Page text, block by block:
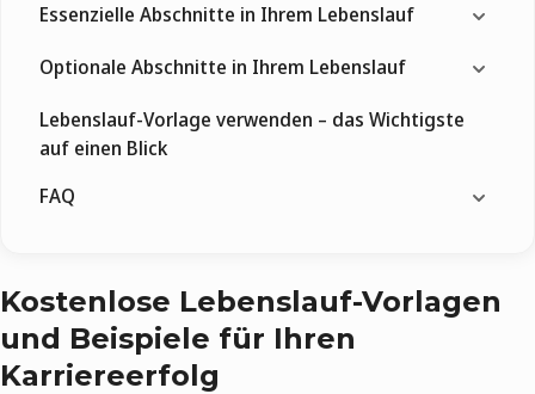
Kostenlose Lebenslauf-Vorlagen
und Beispiele für Ihren
Karriereerfolg
Essenzielle Abschnitte in Ihrem Lebenslauf
Optionale Abschnitte in Ihrem Lebenslauf
Lebenslauf-Vorlage verwenden – das Wichtigste
auf einen Blick
FAQ